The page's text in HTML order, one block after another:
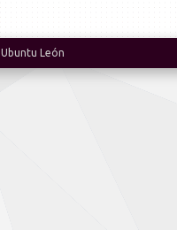
Ubuntu León